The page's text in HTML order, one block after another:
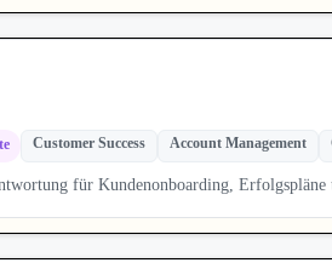
Customer Success Account Management
für Kundenonboarding,